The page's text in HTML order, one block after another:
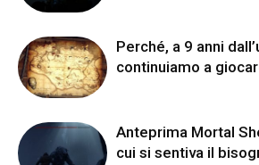
Perché, a 9 anni
continuiamo a
Anteprima Mortal
cui si sentiva il